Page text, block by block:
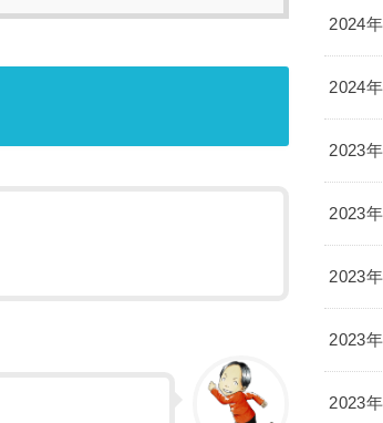
2024
2024
2023
2023
2023
2023
2023